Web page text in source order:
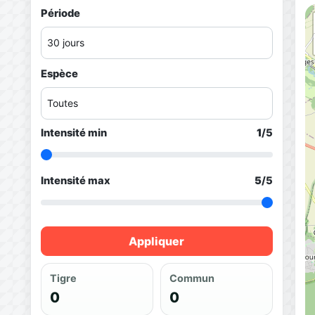
Période
Espèce
Intensité min 1/5
Intensité max 5/5
Appliquer
Tigre
0
Commun
0